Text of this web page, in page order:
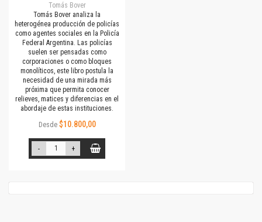
Tomás Bover
Tomás Bover analiza la
heterogénea producción de policías
como agentes sociales en la Policía
Federal Argentina. Las policías
suelen ser pensadas como
corporaciones o como bloques
monolíticos, este libro postula la
necesidad de una mirada más
próxima que permita conocer
relieves, matices y diferencias en el
abordaje de estas instituciones.
Desde $10.800,00
- +